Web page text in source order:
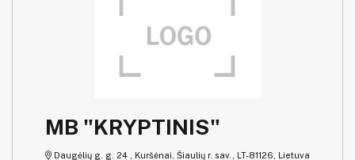
MB "KRYPTINIS"
Daugėlių g. g. 24 , Kuršėnai, Šiaulių r. sav., LT-81126, Lietuva